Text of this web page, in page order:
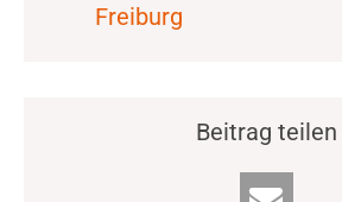
Freiburg
Beitrag teilen